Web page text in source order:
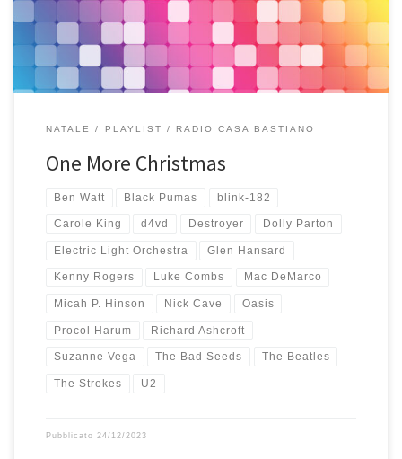
NATALE PLAYLIST RADIO CASA BASTIANO
One More Christmas
Ben Watt Black Pumas blink-182
Carole King d4vd Destroyer Dolly Parton
Electric Light Orchestra Glen Hansard
Kenny Rogers Luke Combs Mac DeMarco
Micah P. Hinson Nick Cave Oasis
Procol Harum Richard Ashcroft
Suzanne Vega The Bad Seeds The Beatles
The Strokes U2
Pubblicato 24/12/2023